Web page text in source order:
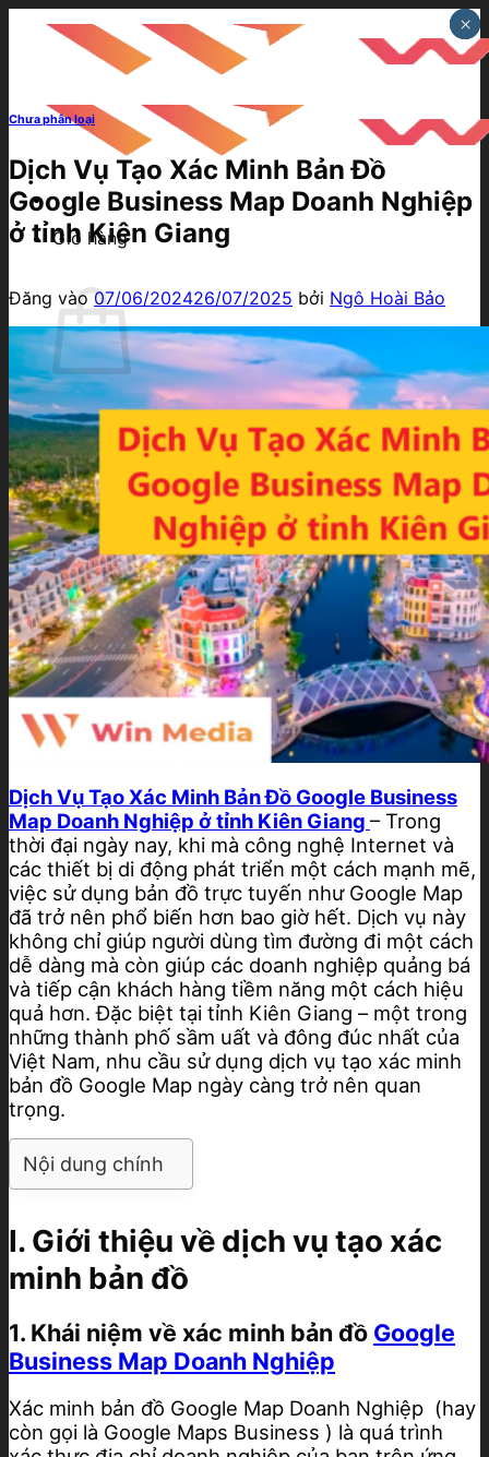
Giỏ hàng
Chưa có sản phẩm trong giỏ hàng.
Quay trở lại cửa hàng
Chưa phân loại
Dịch Vụ Tạo Xác Minh Bản Đồ
Google Business Map Doanh Nghiệp
ở tỉnh Kiên Giang
Đăng vào07/06/202426/07/2025 bởi Ngô Hoài Bảo
Dịch Vụ Tạo Xác Minh Bản Đồ Google Business
Map Doanh Nghiệp ở tỉnh Kiên Giang – Trong
thời đại ngày nay, khi mà công nghệ Internet và
các thiết bị di động phát triển một cách mạnh mẽ,
việc sử dụng bản đồ trực tuyến như Google Map
đã trở nên phổ biến hơn bao giờ hết. Dịch vụ này
không chỉ giúp người dùng tìm đường đi một cách
dễ dàng mà còn giúp các doanh nghiệp quảng bá
và tiếp cận khách hàng tiềm năng một cách hiệu
quả hơn. Đặc biệt tại tỉnh Kiên Giang – một trong
những thành phố sầm uất và đông đúc nhất của
Việt Nam, nhu cầu sử dụng dịch vụ tạo xác minh
bản đồ Google Map ngày càng trở nên quan
trọng.
Nội dung chính
I. Giới thiệu về dịch vụ tạo xác
minh bản đồ
1. Khái niệm về xác minh bản đồ Google
Business Map Doanh Nghiệp
Xác minh bản đồ Google Map Doanh Nghiệp (hay
còn gọi là Google Maps Business ) là quá trình
×
×
×